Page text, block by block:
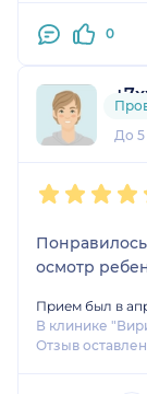
Рекомендую!
0
1
До
осмотр
Прием был в
В клинике
Отзыв